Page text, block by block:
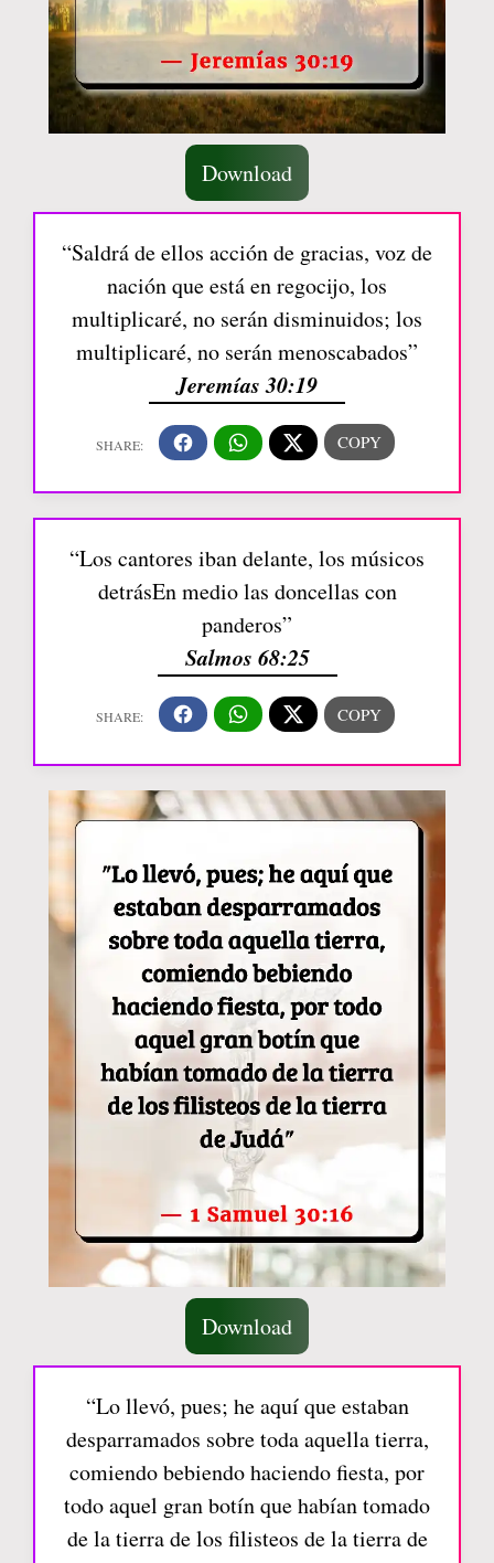
Download
“Saldrá de ellos acción de gracias, voz de
nación que está en regocijo, los
multiplicaré, no serán disminuidos; los
multiplicaré, no serán menoscabados”
Jeremías 30:19
“Los cantores iban delante, los músicos
detrásEn medio las doncellas con
panderos”
Salmos 68:25
Download
“Lo llevó, pues; he aquí que estaban
desparramados sobre toda aquella tierra,
comiendo bebiendo haciendo fiesta, por
todo aquel gran botín que habían tomado
de la tierra de los filisteos de la tierra de